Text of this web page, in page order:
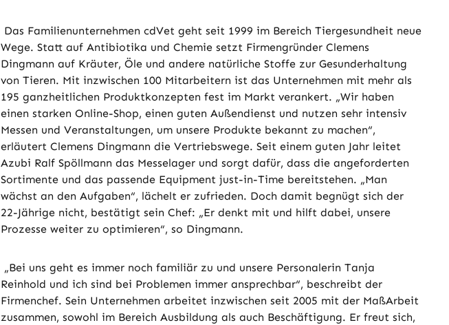
Das Familienunternehmen cdVet geht seit 1999 im Bereich Tiergesundheit neue
Wege. Statt auf Antibiotika und Chemie setzt Firmengründer Clemens
Dingmann auf Kräuter, Öle und andere natürliche Stoffe zur Gesunderhaltung
von Tieren. Mit inzwischen 100 Mitarbeitern ist das Unternehmen mit mehr als
195 ganzheitlichen Produktkonzepten fest im Markt verankert. „Wir haben
einen starken Online-Shop, einen guten Außendienst und nutzen sehr intensiv
Messen und Veranstaltungen, um unsere Produkte bekannt zu machen“,
erläutert Clemens Dingmann die Vertriebswege. Seit einem guten Jahr leitet
Azubi Ralf Spöllmann das Messelager und sorgt dafür, dass die angeforderten
Sortimente und das passende Equipment just-in-Time bereitstehen. „Man
wächst an den Aufgaben“, lächelt er zufrieden. Doch damit begnügt sich der
22-Jährige nicht, bestätigt sein Chef: „Er denkt mit und hilft dabei, unsere
Prozesse weiter zu optimieren“, so Dingmann.
„Bei uns geht es immer noch familiär zu und unsere Personalerin Tanja
Reinhold und ich sind bei Problemen immer ansprechbar“, beschreibt der
Firmenchef. Sein Unternehmen arbeitet inzwischen seit 2005 mit der MaßArbeit
zusammen, sowohl im Bereich Ausbildung als auch Beschäftigung. Er freut sich,